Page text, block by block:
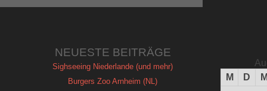
NEUESTE BEITRÄGE
Sighseeing Niederlande (und mehr)
Burgers Zoo Arnheim (NL)
M
D